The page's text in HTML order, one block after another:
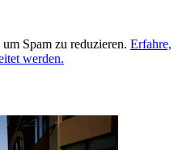
Spam zu reduzieren. Erfahre,
werden.